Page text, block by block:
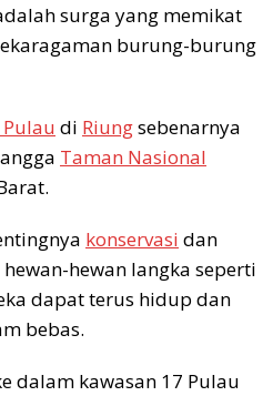
surga yang memikat
burung-burung
di Riungsebenarnya
Taman Nasional
konservasi dan
hewan langka seperti
dapat terus hidup dan
bebas.
dalam kawasan 17 Pulau